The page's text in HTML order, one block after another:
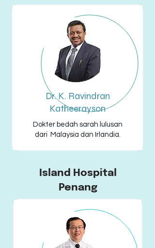
Dr. K. Ravindran
Katheerayson
Dokter bedah sarah lulusan
dari Malaysia dan Irlandia.
Island Hospital
Penang